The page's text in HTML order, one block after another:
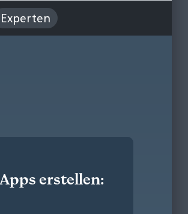
Experten
erstellen: